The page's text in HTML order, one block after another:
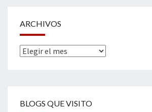
ARCHIVOS
Archivos
BLOGS QUE VISITO